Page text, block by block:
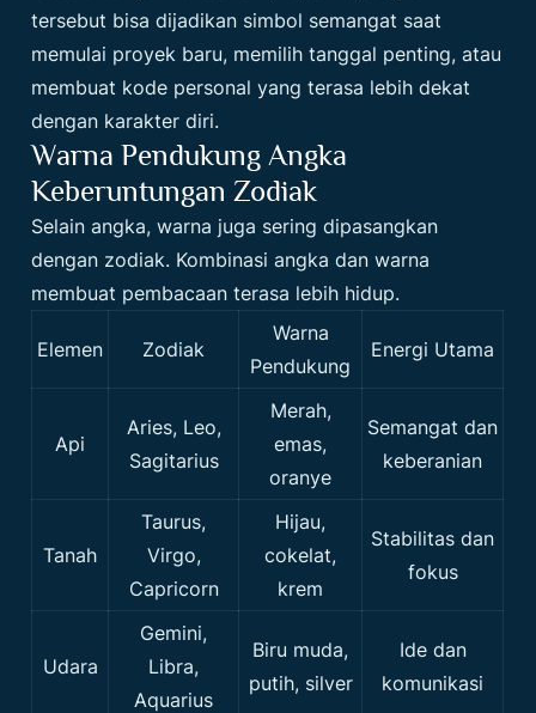
tersebut bisa dijadikan simbol semangat saat
memulai proyek baru, memilih tanggal penting, atau
membuat kode personal yang terasa lebih dekat
dengan karakter diri.
Warna Pendukung Angka
Keberuntungan Zodiak
Selain angka, warna juga sering dipasangkan
dengan zodiak. Kombinasi angka dan warna
membuat pembacaan terasa lebih hidup.
Elemen Zodiak
Warna
Pendukung
Energi Utama
Api
Aries, Leo,
Sagitarius
Merah,
emas,
oranye
Semangat dan
keberanian
Tanah
Taurus,
Virgo,
Capricorn
Hijau,
cokelat,
krem
Stabilitas dan
fokus
Udara
Gemini,
Libra,
Aquarius
Biru muda,
putih, silver
Ide dan
komunikasi